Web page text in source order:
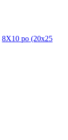
8X10 po (20x25